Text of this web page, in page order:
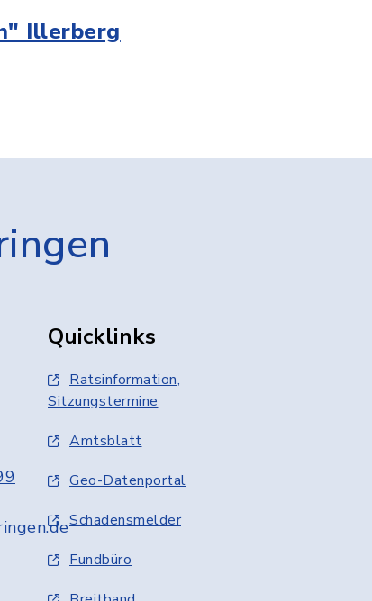
Illerberg
Quicklinks
Ratsinformation,
Sitzungstermine
Amtsblatt
Geo-Datenportal
Schadensmelder
Fundbüro